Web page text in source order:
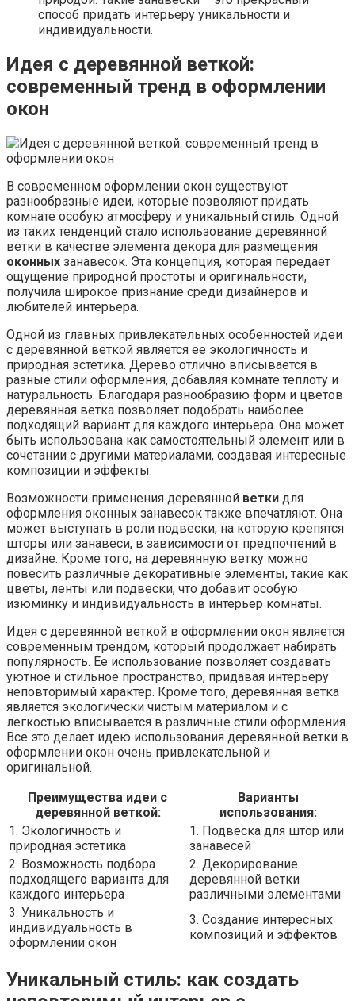
способ придать интерьеру уникальности и
индивидуальности.
Идея с деревянной веткой:
современный тренд в оформлении
окон
В современном оформлении окон существуют
разнообразные идеи, которые позволяют придать
комнате особую атмосферу и уникальный стиль. Одной
из таких тенденций стало использование деревянной
ветки в качестве элемента декора для размещения
оконных занавесок. Эта концепция, которая передает
ощущение природной простоты и оригинальности,
получила широкое признание среди дизайнеров и
любителей интерьера.
Одной из главных привлекательных особенностей идеи
с деревянной веткой является ее экологичность и
природная эстетика. Дерево отлично вписывается в
разные стили оформления, добавляя комнате теплоту и
натуральность. Благодаря разнообразию форм и цветов
деревянная ветка позволяет подобрать наиболее
подходящий вариант для каждого интерьера. Она может
быть использована как самостоятельный элемент или в
сочетании с другими материалами, создавая интересные
композиции и эффекты.
Возможности применения деревянной ветки для
оформления оконных занавесок также впечатляют. Она
может выступать в роли подвески, на которую крепятся
шторы или занавеси, в зависимости от предпочтений в
дизайне. Кроме того, на деревянную ветку можно
повесить различные декоративные элементы, такие как
цветы, ленты или подвески, что добавит особую
изюминку и индивидуальность в интерьер комнаты.
Идея с деревянной веткой в оформлении окон является
современным трендом, который продолжает набирать
популярность. Ее использование позволяет создавать
уютное и стильное пространство, придавая интерьеру
неповторимый характер. Кроме того, деревянная ветка
является экологически чистым материалом и с
легкостью вписывается в различные стили оформления.
Все это делает идею использования деревянной ветки в
оформлении окон очень привлекательной и
оригинальной.
Преимущества идеи с
деревянной веткой:
Варианты
использования:
1. Экологичность и
природная эстетика
1. Подвеска для штор или
занавесей
2. Возможность подбора
подходящего варианта для
каждого интерьера
2. Декорирование
деревянной ветки
различными элементами
3. Уникальность и
индивидуальность в
оформлении окон
3. Создание интересных
композиций и эффектов
Уникальный стиль: как создать